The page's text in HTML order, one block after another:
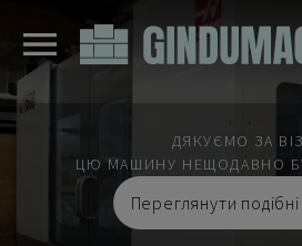
ДЯКУЄМО ЗА
ЦЮ МАШИНУ НЕЩОДАВНО
Переглянути